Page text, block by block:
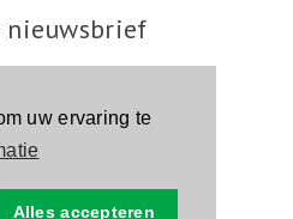
uw ervaring te
Alles accepteren
media